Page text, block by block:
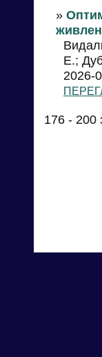
»
Е.;
2026-
176 - 200